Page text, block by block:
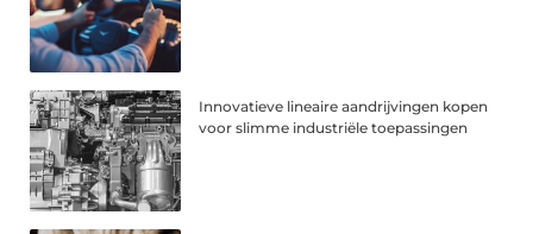
Innovatieve lineaire aandrijvingen kopen
voor slimme industriële toepassingen